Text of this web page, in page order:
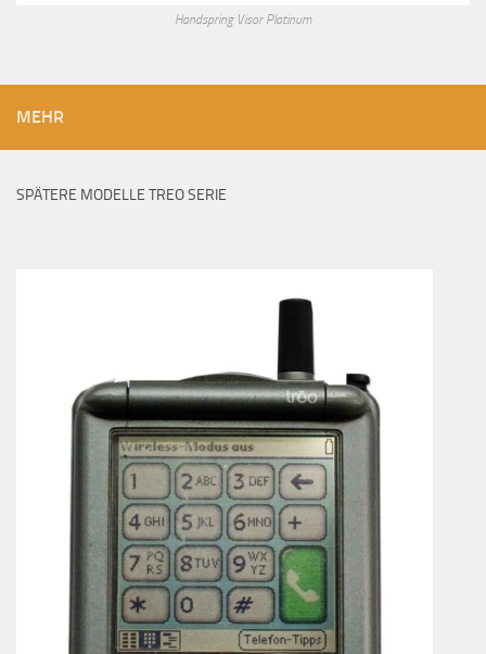
Handspring Visor Platinum
MEHR
SPÄTERE MODELLE TREO SERIE